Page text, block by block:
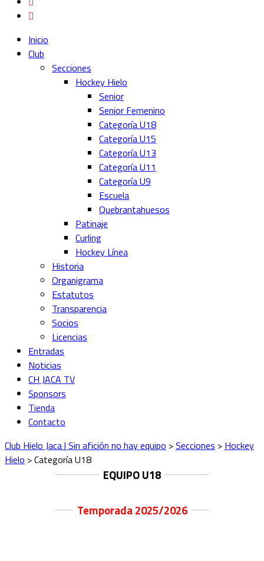
Inicio
Club
Secciones
Hockey Hielo
Senior
Senior Femenino
Categoría U18
Categoría U15
Categoría U13
Categoría U11
Categoría U9
Escuela
Quebrantahuesos
Patinaje
Curling
Hockey Línea
Historia
Organigrama
Estatutos
Transparencia
Socios
Licencias
Entradas
Noticias
CH JACA TV
Sponsors
Tienda
Contacto
Club Hielo Jaca | Sin afición no hay equipo >Secciones > Hockey
Hielo >Categoría U18
EQUIPO U18
Temporada 2025/2026